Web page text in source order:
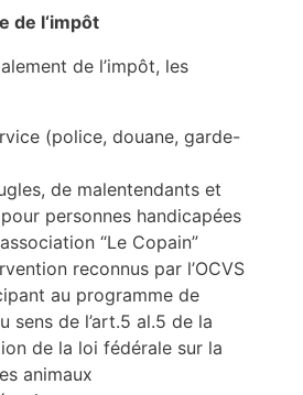
de l‘impôt
de l’impôt, les
(police, douane, garde-
de malentendants et
pour personnes handicapées
“Le Copain”
reconnus par l’OCVS
au programme de
sens de l’art.5 al.5 de la
de la loi fédérale sur la
animaux